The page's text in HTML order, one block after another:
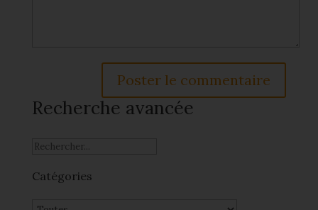
Recherche avancée
Catégories